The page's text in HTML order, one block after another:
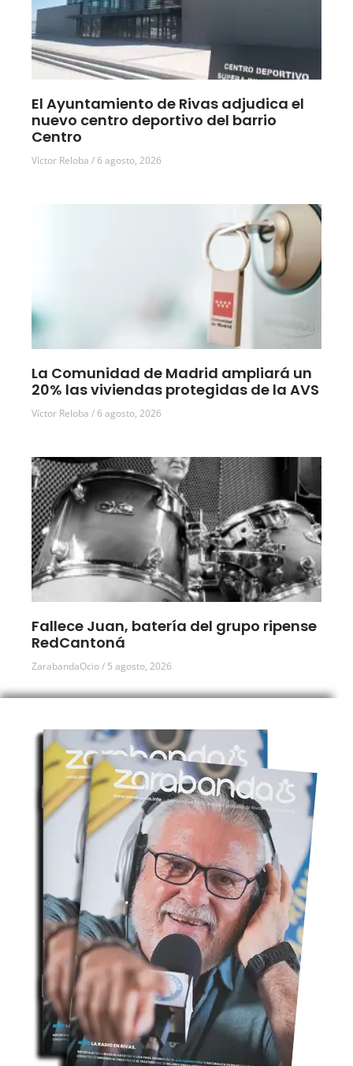
El Ayuntamiento de Rivas adjudica el
nuevo centro deportivo del barrio
Centro
Víctor Reloba 6 agosto, 2026
La Comunidad de Madrid ampliará un
20% las viviendas protegidas de la AVS
Víctor Reloba 6 agosto, 2026
Fallece Juan, batería del grupo ripense
RedCantoná
ZarabandaOcio 5 agosto, 2026